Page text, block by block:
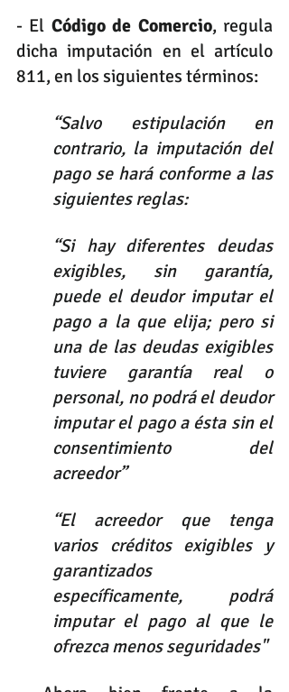
- El Código de Comercio, regula
dicha imputación en el artículo
811, en los siguientes términos:
“Salvo estipulación en
contrario, la imputación del
pago se hará conforme a las
siguientes reglas:
“Si hay diferentes deudas
exigibles, sin garantía,
puede el deudor imputar el
pago a la que elija; pero si
una de las deudas exigibles
tuviere garantía real o
personal, no podrá el deudor
imputar el pago a ésta sin el
consentimiento del
acreedor”
“El acreedor que tenga
varios créditos exigibles y
garantizados
específicamente, podrá
imputar el pago al que le
ofrezca menos seguridades"